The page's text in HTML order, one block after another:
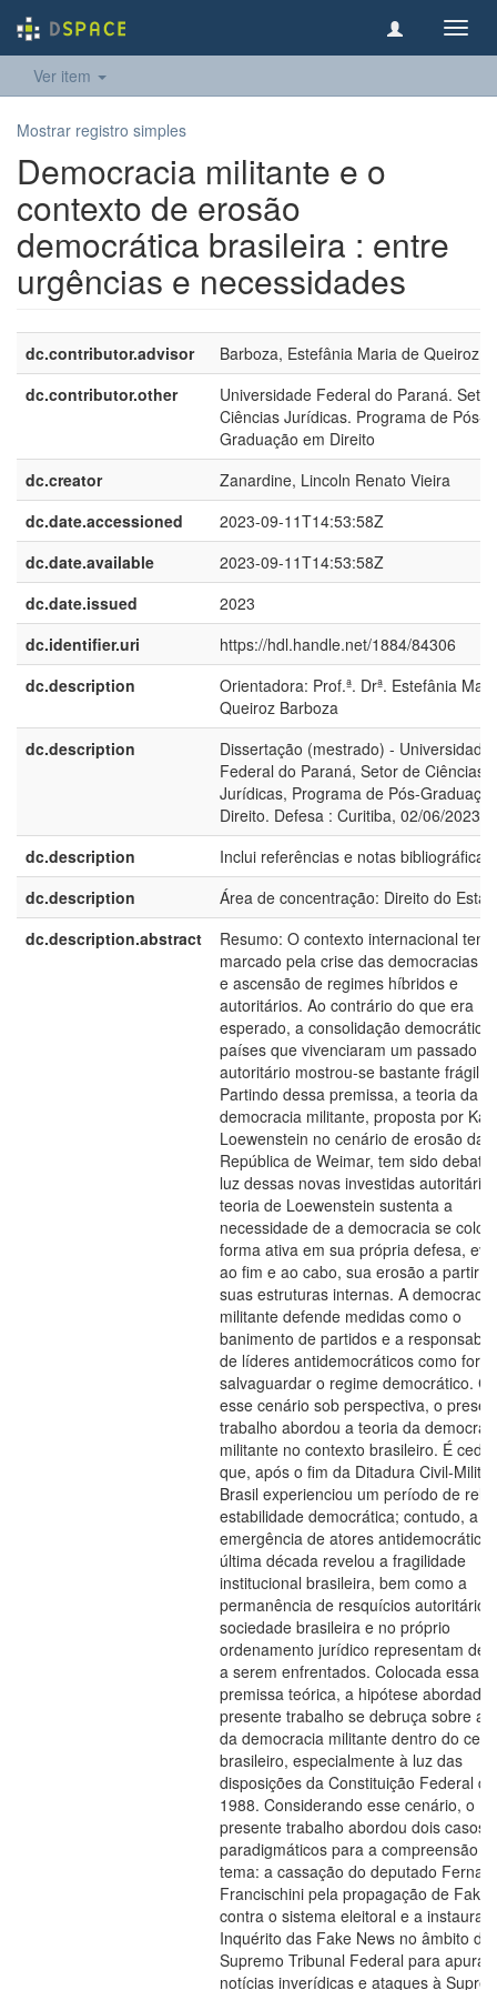
Ver item
Mostrar registro simples
Democracia militante e o
contexto de erosão
democrática brasileira : entre
urgências e necessidades
dc.contributor.advisor
Barboza, Estefânia Maria de Queiroz,
dc.contributor.other
Universidade Federal do Paraná.
Ciências Jurídicas. Programa de Pós-
Graduação em Direito
dc.creator
Zanardine, Lincoln Renato Vieira
dc.date.accessioned
2023-09-11T14:53:58Z
dc.date.available
2023-09-11T14:53:58Z
dc.date.issued
2023
dc.identifier.uri
https://hdl.handle.net/1884/84306
dc.description
Orientadora: Prof.ª. Drª. Estefânia
Queiroz Barboza
dc.description
Dissertação (mestrado) - Universidade
Federal do Paraná, Setor de Ciências
Jurídicas, Programa de Pós-
Direito. Defesa : Curitiba, 02/06/2023
dc.description
Inclui referências e notas bibliográficas
dc.description
Área de concentração: Direito do
dc.description.abstract
Resumo: O contexto internacional tem
marcado pela crise das democracias
e ascensão de regimes híbridos e
autoritários. Ao contrário do que era
esperado, a consolidação democrática
países que vivenciaram um passado
autoritário mostrou-se bastante frágil.
Partindo dessa premissa, a teoria da
democracia militante, proposta por Karl
Loewenstein no cenário de erosão da
República de Weimar, tem sido
luz dessas novas investidas
teoria de Loewenstein sustenta a
necessidade de a democracia se
forma ativa em sua própria defesa,
ao fim e ao cabo, sua erosão a partir
suas estruturas internas. A democracia
militante defende medidas como o
banimento de partidos e a
de líderes antidemocráticos como
salvaguardar o regime democrático.
esse cenário sob perspectiva, o
trabalho abordou a teoria da
militante no contexto brasileiro. É
que, após o fim da Ditadura Civil-
Brasil experienciou um período de
estabilidade democrática; contudo, a
emergência de atores
última década revelou a fragilidade
institucional brasileira, bem como a
permanência de resquícios
sociedade brasileira e no próprio
ordenamento jurídico representam
a serem enfrentados. Colocada essa
premissa teórica, a hipótese abordada
presente trabalho se debruça sobre a
da democracia militante dentro do
brasileiro, especialmente à luz das
disposições da Constituição Federal de
1988. Considerando esse cenário, o
presente trabalho abordou dois casos
paradigmáticos para a compreensão
tema: a cassação do deputado
Francischini pela propagação de Fake
contra o sistema eleitoral e a
Inquérito das Fake News no âmbito do
Supremo Tribunal Federal para
notícias inverídicas e ataques à